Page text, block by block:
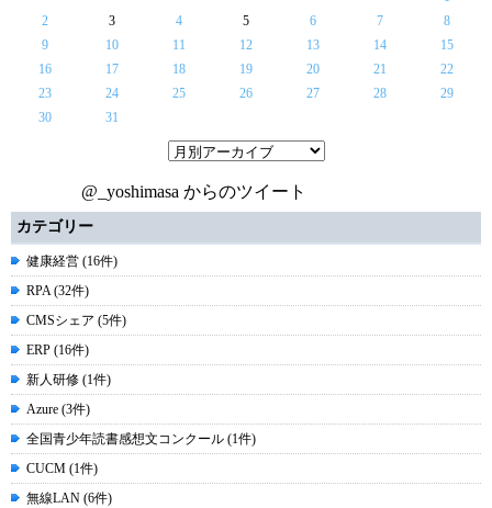
2
3 4 5 6 7
8
9
10 11 12 13 14
15
16
17 18 19 20 21
22
23
24 25 26 27 28
29
30
31
@_yoshimasa からのツイート
カテゴリー
健康経営 (16件)
RPA (32件)
CMSシェア (5件)
ERP (16件)
新人研修 (1件)
Azure (3件)
全国青少年読書感想文コンクール (1件)
CUCM (1件)
無線LAN (6件)